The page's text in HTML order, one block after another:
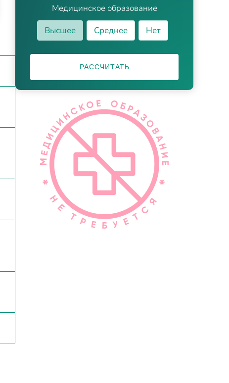
Медицинское образование
Высшее
Среднее Нет
РАССЧИТАТЬ